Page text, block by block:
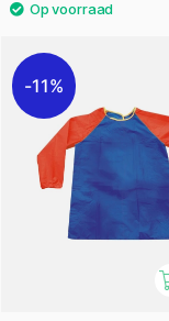
11%